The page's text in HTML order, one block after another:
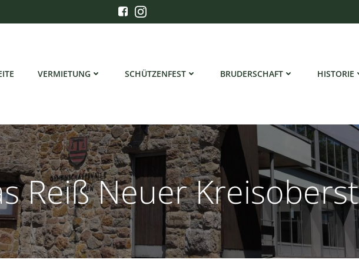
VERMIETUNG SCHÜTZENFEST BRUDERSCHAFT HISTORIE
Reiß Neuer Kreisoberst